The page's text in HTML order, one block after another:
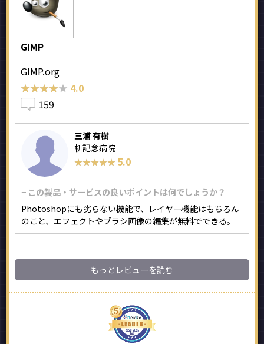
GIMP
GIMP.org
★★★★★
★★★★★ 4.0
159
三浦 有樹
枡記念病院
★★★★★
★★★★★ 5.0
− この製品・サービスの良いポイントは何でしょうか？
Photoshopにも劣らない機能で、レイヤー機能はもちろん
のこと、エフェクトやブラシ画像の編集が無料でできる。
もっとレビューを読む